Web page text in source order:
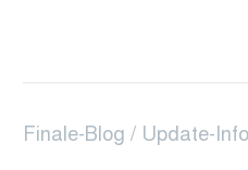
Finale-Blog Update-